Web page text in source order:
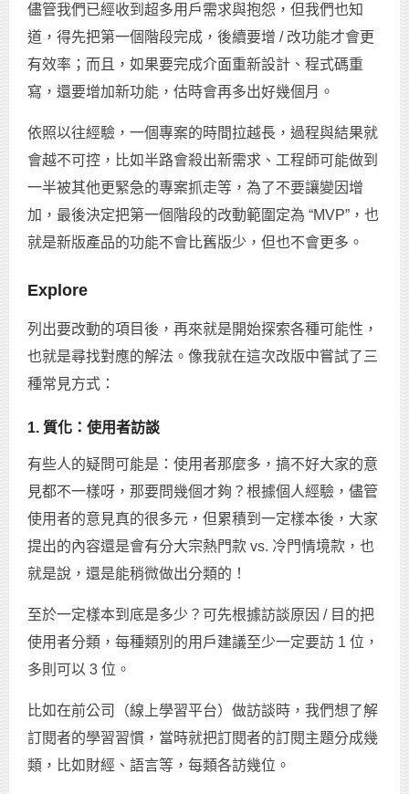
儘管我們已經收到超多用戶需求與抱怨，但我們也知
道，得先把第一個階段完成，後續要增 / 改功能才會更
有效率；而且，如果要完成介面重新設計、程式碼重
寫，還要增加新功能，估時會再多出好幾個月。
依照以往經驗，一個專案的時間拉越長，過程與結果就
會越不可控，比如半路會殺出新需求、工程師可能做到
一半被其他更緊急的專案抓走等，為了不要讓變因增
加，最後決定把第一個階段的改動範圍定為 “MVP”，也
就是新版產品的功能不會比舊版少，但也不會更多。
Explore
列出要改動的項目後，再來就是開始探索各種可能性，
也就是尋找對應的解法。像我就在這次改版中嘗試了三
種常見方式：
1. 質化：使用者訪談
有些人的疑問可能是：使用者那麼多，搞不好大家的意
見都不一樣呀，那要問幾個才夠？根據個人經驗，儘管
使用者的意見真的很多元，但累積到一定樣本後，大家
提出的內容還是會有分大宗熱門款 vs. 冷門情境款，也
就是說，還是能稍微做出分類的！
至於一定樣本到底是多少？可先根據訪談原因 / 目的把
使用者分類，每種類別的用戶建議至少一定要訪 1 位，
多則可以 3 位。
比如在前公司（線上學習平台）做訪談時，我們想了解
訂閱者的學習習慣，當時就把訂閱者的訂閱主題分成幾
類，比如財經、語言等，每類各訪幾位。